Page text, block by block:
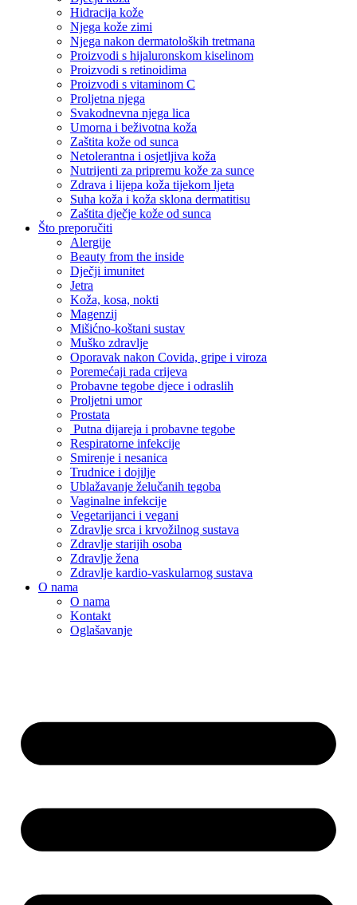
Hidracija kože
Njega kože zimi
Njega nakon dermatoloških tretmana
Proizvodi s hijaluronskom kiselinom
Proizvodi s retinoidima
Proizvodi s vitaminom C
Proljetna njega
Svakodnevna njega lica
Umorna i beživotna koža
Zaštita kože od sunca
Netolerantna i osjetljiva koža
Nutrijenti za pripremu kože za sunce
Zdrava i lijepa koža tijekom ljeta
Suha koža i koža sklona dermatitisu
Zaštita dječje kože od sunca
Što preporučiti
Alergije
Beauty from the inside
Dječji imunitet
Jetra
Koža, kosa, nokti
Magenzij
Mišićno-koštani sustav
Muško zdravlje
Oporavak nakon Covida, gripe i viroza
Poremećaji rada crijeva
Probavne tegobe djece i odraslih
Proljetni umor
Prostata
Putna dijareja i probavne tegobe
Respiratorne infekcije
Smirenje i nesanica
Trudnice i dojilje
Ublažavanje želučanih tegoba
Vaginalne infekcije
Vegetarijanci i vegani
Zdravlje srca i krvožilnog sustava
Zdravlje starijih osoba
Zdravlje žena
Zdravlje kardio-vaskularnog sustava
O nama
O nama
Kontakt
Oglašavanje